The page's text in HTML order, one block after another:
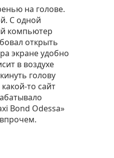
на голове.
С одной
компьютер
л открыть
экране удобно
в воздухе
голову
то сайт
Bond Odessa»